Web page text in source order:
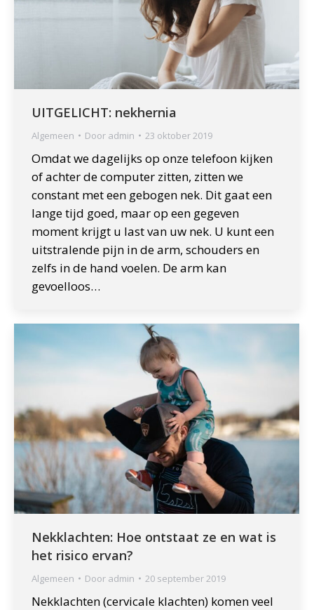
UITGELICHT: nekhernia
Algemeen Door admin 23 oktober 2019
Omdat we dagelijks op onze telefoon kijken
of achter de computer zitten, zitten we
constant met een gebogen nek. Dit gaat een
lange tijd goed, maar op een gegeven
moment krijgt u last van uw nek. U kunt een
uitstralende pijn in de arm, schouders en
zelfs in de hand voelen. De arm kan
gevoelloos…
Nekklachten: Hoe ontstaat ze en wat is
het risico ervan?
Algemeen Door admin 20 september 2019
Nekklachten (cervicale klachten) komen veel